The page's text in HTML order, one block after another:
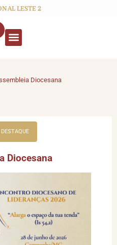
LESTE 2
Diocesana
Diocesana